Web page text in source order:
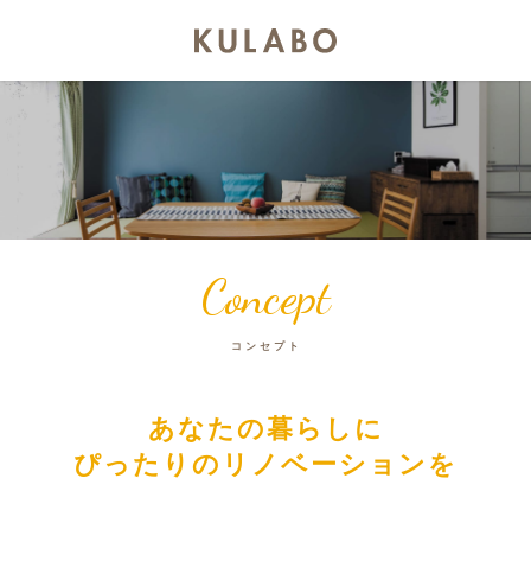
Concept
コンセプト
あなたの暮らしに
ぴったりのリノベーションを